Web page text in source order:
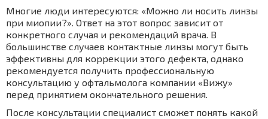
Многие люди интересуются: «Можно ли носить линзы
при миопии?». Ответ на этот вопрос зависит от
конкретного случая и рекомендаций врача. В
большинстве случаев контактные линзы могут быть
эффективны для коррекции этого дефекта, однако
рекомендуется получить профессиональную
консультацию у офтальмолога компании «Вижу»
перед принятием окончательного решения.
После консультации специалист сможет понять какой